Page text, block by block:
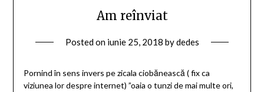
Am reînviat
Posted on iunie 25, 2018 bydedes
Pornind în sens invers pe zicala ciobănească ( fix ca
viziunea lor despre internet) ”oaia o tunzi de mai multe ori,